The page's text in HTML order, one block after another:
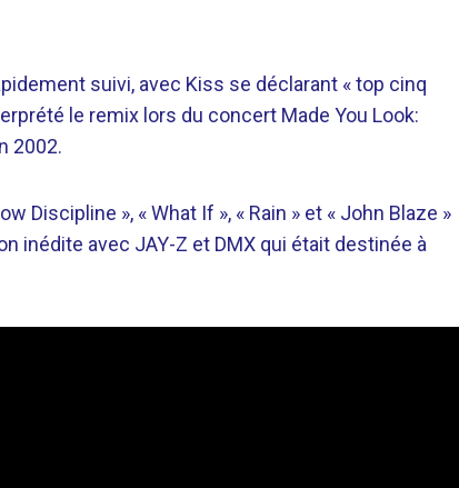
suivi, avec Kiss se déclarant « top cinq
le remix lors du concert Made You Look:
2002.
», « What If », « Rain » et « John Blaze »
inédite avec JAY-Z et DMX qui était destinée à